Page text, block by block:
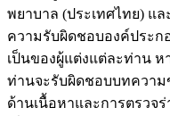
พยาบาล (ประเทศไทย) แ
ความรับผิดชอบองค์ประก
เป็นของผู้แต่งแต่ละท่าน
ท่านจะรับผิดชอบบทความ
ด้านเนื้อหาและการตรวจ